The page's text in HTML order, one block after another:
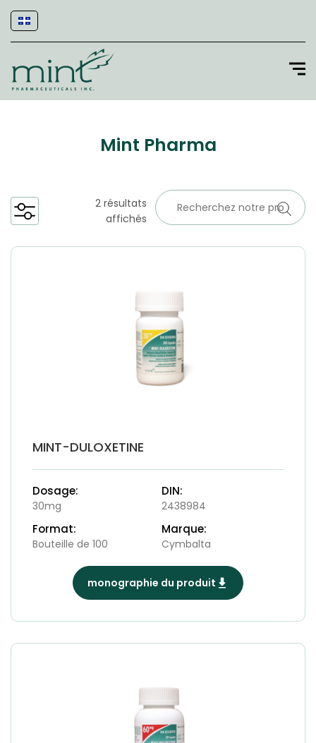
Mint Pharma
2 résultats
affichés
MINT-DULOXETINE
Dosage:
30mg
DIN:
2438984
Format:
Bouteille de 100
Marque:
Cymbalta
monographie du produit